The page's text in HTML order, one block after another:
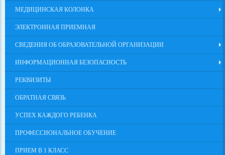
МЕДИЦИНСКАЯ КОЛОНКА
ЭЛЕКТРОННАЯ ПРИЕМНАЯ
СВЕДЕНИЯ ОБ ОБРАЗОВАТЕЛЬНОЙ ОРГАНИЗАЦИИ
ИНФОРМАЦИОННАЯ БЕЗОПАСНОСТЬ
РЕКВИЗИТЫ
ОБРАТНАЯ СВЯЗЬ
УСПЕХ КАЖДОГО РЕБЕНКА
ПРОФЕССИОНАЛЬНОЕ ОБУЧЕНИЕ
ПРИЕМ В 1 КЛАСС